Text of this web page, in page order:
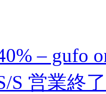
– gufo
S/S 営業終